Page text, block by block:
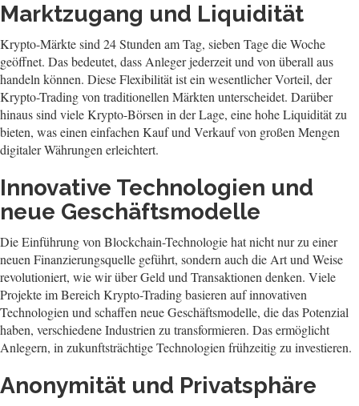
Marktzugang und Liquidität
Krypto-Märkte sind 24 Stunden am Tag, sieben Tage die Woche
geöffnet. Das bedeutet, dass Anleger jederzeit und von überall aus
handeln können. Diese Flexibilität ist ein wesentlicher Vorteil, der
Krypto-Trading von traditionellen Märkten unterscheidet. Darüber
hinaus sind viele Krypto-Börsen in der Lage, eine hohe Liquidität zu
bieten, was einen einfachen Kauf und Verkauf von großen Mengen
digitaler Währungen erleichtert.
Innovative Technologien und
neue Geschäftsmodelle
Die Einführung von Blockchain-Technologie hat nicht nur zu einer
neuen Finanzierungsquelle geführt, sondern auch die Art und Weise
revolutioniert, wie wir über Geld und Transaktionen denken. Viele
Projekte im Bereich Krypto-Trading basieren auf innovativen
Technologien und schaffen neue Geschäftsmodelle, die das Potenzial
haben, verschiedene Industrien zu transformieren. Das ermöglicht
Anlegern, in zukunftsträchtige Technologien frühzeitig zu investieren.
Anonymität und Privatsphäre